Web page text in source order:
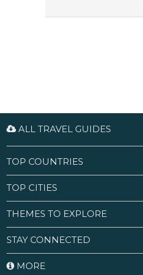
ALL TRAVEL GUIDES
TOP COUNTRIES
TOP CITIES
THEMES TO EXPLORE
STAY CONNECTED
MORE